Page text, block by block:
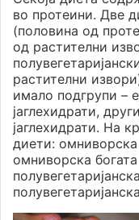
во протеини. Две
(половина од
од растителни
растителни
имало подгрупи –
јаглехидрати,
јаглехидрати. На
диети:
омниворска